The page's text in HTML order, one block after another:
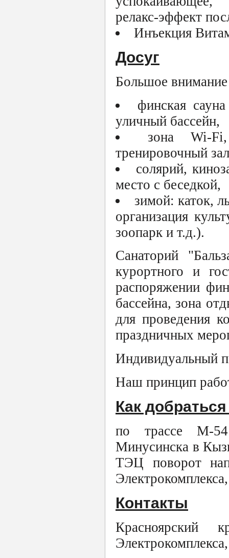
релакс-эффект
Инъекция
Досуг
Большое
финская
уличный бассейн,
зона Wi-
тренировочный
солярий,
место с беседкой,
зимой: каток,
организация
зоопарк и т.д.).
Санаторий
курортного и
распоряжении
бассейна, зона
для проведения
праздничных
Индивидуальный
Наш принцип
Как
по трассе М-
Минусинска в
ТЭЦ поворот
Контакты
Красноярский